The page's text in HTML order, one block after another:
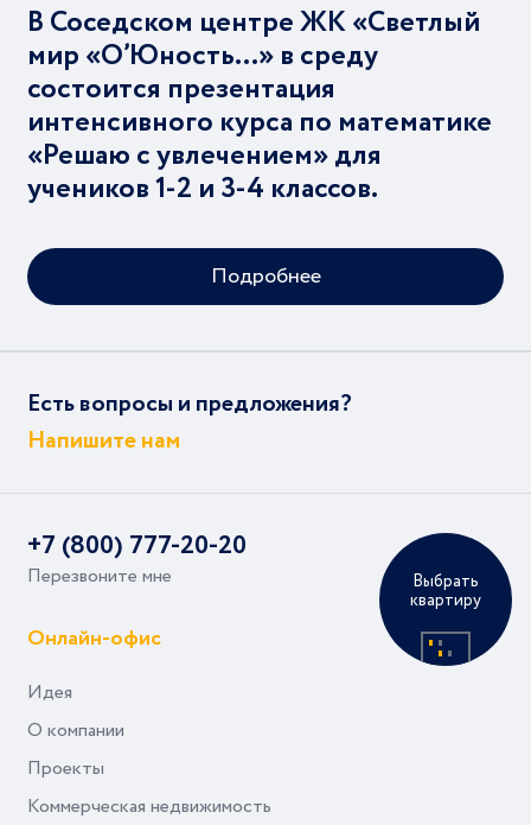
Выбрать
квартиру
В Соседском центре ЖК «Светлый
мир «О’Юность…» в среду
состоится презентация
интенсивного курса по математике
«Решаю с увлечением» для
учеников 1-2 и 3-4 классов.
Подробнее
Есть вопросы и предложения?
Напишите нам
+7 (800) 777-20-20
Перезвоните мне
Онлайн-офис
Идея
О компании
Проекты
Коммерческая недвижимость